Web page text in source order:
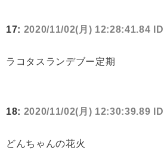
17: 2020/11/02(月) 12:28:41.84
ラコタスランデブー定期
18: 2020/11/02(月) 12:30:39.89
どんちゃんの花火